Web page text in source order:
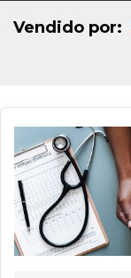
Vendido por: